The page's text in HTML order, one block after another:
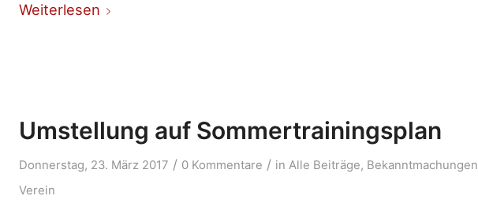
Weiterlesen
Umstellung auf Sommertrainingsplan
Donnerstag, 23. März 2017 / 0 Kommentare / in Alle Beiträge, Bekanntmachungen
Verein